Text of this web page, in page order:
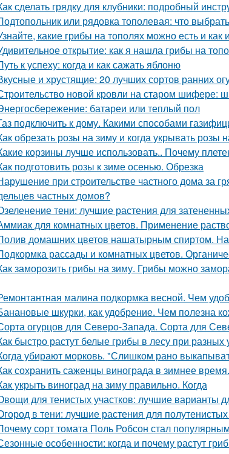
сделать грядку для клубники: подробный
или рядовка тополевая: что
какие грибы на тополях можно есть и
открытие: как я нашла грибы на
к успеху: когда и как сажать яблоню
и хрустящие: 20 лучших сортов ранних
новой кровли на старом шифере:
батареи или теплый пол
подключить к дому. Какими способами
обрезать розы на зиму и когда укрывать розы
корзины лучше использовать.. Почему
подготовить розы к зиме осенью. Обрезка
при строительстве частного дома за
частных домов?
тени: лучшие растения для
для комнатных цветов. Применение
домашних цветов нашатырным спиртом.
рассады и комнатных цветов.
заморозить грибы на зиму. Грибы можно
малина подкормка весной. Чем
шкурки, как удобрение. Чем полезна
огурцов для Северо-Запада. Сорта для
быстро растут белые грибы в лесу при
убирают морковь. "Слишком рано
сохранить саженцы винограда в зимнее
укрыть виноград на зиму правильно. Когда
для тенистых участков: лучшие варианты
в тени: лучшие растения для полутенистых
сорт томата Поль Робсон стал
особенности: когда и почему растут